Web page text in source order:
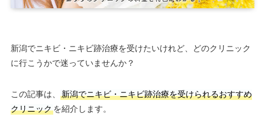
新潟でニキビ・ニキビ跡治療を受けたいけれど、どのクリニック
に行こうかで迷っていませんか？
この記事は、
新潟でニキビ・ニキビ跡治療を受けられるおすすめ
クリニックを紹介します。